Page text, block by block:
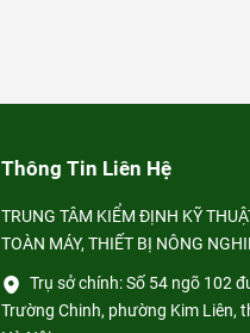
Thông Tin Liên Hệ
TRUNG TÂM KIỂM ĐỊNH KỸ
TOÀN MÁY, THIẾT BỊ NÔNG
Trụ sở chính: Số 54 ngõ 102
Trường Chinh, phường Kim Liên,